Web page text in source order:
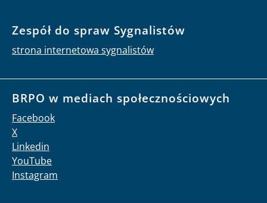
Zespół do spraw Sygnalistów
strona internetowa sygnalistów
BRPO w mediach społecznościowych
Facebook
X
Linkedin
YouTube
Instagram